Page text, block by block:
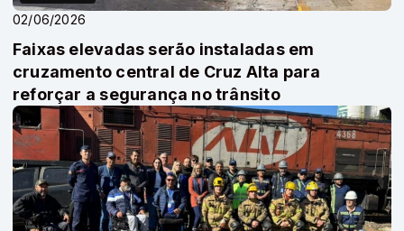
02/06/2026
Faixas elevadas serão instaladas em
cruzamento central de Cruz Alta para
reforçar a segurança no trânsito